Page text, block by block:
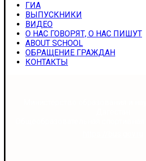
ГИА
ВЫПУСКНИКИ
ВИДЕО
О НАС ГОВОРЯТ, О НАС ПИШУТ
ABOUT SCHOOL
ОБРАЩЕНИЕ ГРАЖДАН
КОНТАКТЫ